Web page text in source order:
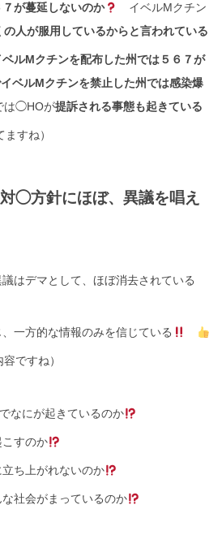
が蔓延しないのか
イベルMクチン
人が服用しているからと言われている
ベルMクチンを配布した州では５６７が
ベルMクチンを禁止した州では感染爆
は◯HOが提訴される事態も起きている
すね）
◯方針にほぼ、異議を唱え
議はデマとして、ほぼ消去されている
一方的な情報のみを信じている
ですね）
なにが起きているのか
こすのか
ち上がれないのか
社会がまっているのか